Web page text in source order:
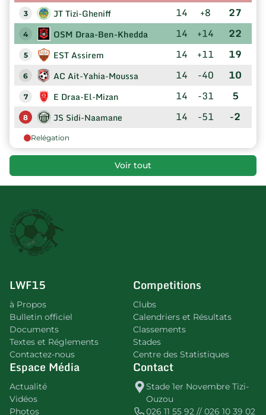
3 JT Tizi-Gheniff 14 +8 27
4 OSM Draa-Ben-Khedda 14 +14 22
5 EST Assirem 14 +11 19
6 AC Ait-Yahia-Moussa 14 -40 10
7 E Draa-El-Mizan 14 -31 5
8 JS Sidi-Naamane 14 -51 -2
Relégation
Voir tout
LWF15
à Propos
Bulletin officiel
Documents
Textes et Réglements
Contactez-nous
Competitions
Clubs
Calendriers et Résultats
Classements
Stades
Centre des Statistiques
Espace Média
Actualité
Vidéos
Photos
Contact
Stade 1er Novembre Tizi-
Ouzou
026 11 55 92 // 026 10 39 02